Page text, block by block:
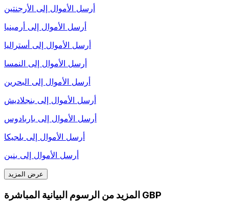
أرسل الأموال إلى الأرجنتين
أرسل الأموال إلى أرمينيا
أرسل الأموال إلى أستراليا
أرسل الأموال إلى النمسا
أرسل الأموال إلى البحرين
أرسل الأموال إلى بنجلاديش
أرسل الأموال إلى باربادوس
أرسل الأموال إلى بلجيكا
أرسل الأموال إلى بنين
عرض المزيد
المزيد من الرسوم البيانية المباشرة GBP